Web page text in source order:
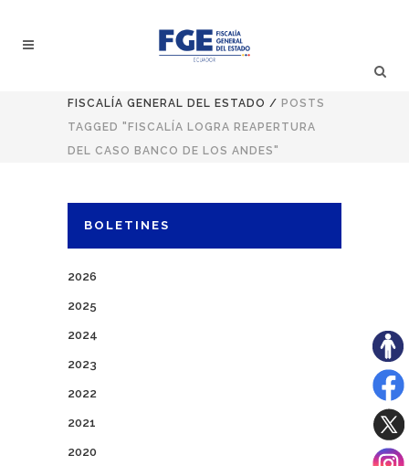
FISCALÍA GENERAL DEL ESTADO / POSTS
TAGGED "FISCALÍA LOGRA REAPERTURA
DEL CASO BANCO DE LOS ANDES"
BOLETINES
2026
2025
2024
2023
2022
2021
2020